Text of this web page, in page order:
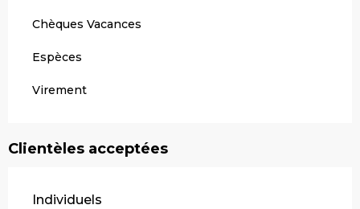
Chèques Vacances
Espèces
Virement
Clientèles acceptées
Individuels